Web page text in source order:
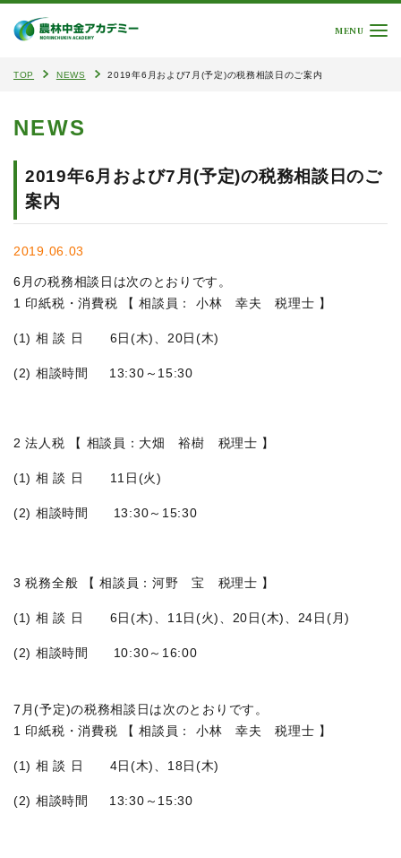
MENU
TOP NEWS 2019年6月および7月(予定)の税務相談日のご案内
NEWS
2019年6月および7月(予定)の税務相談日のご
案内
2019.06.03
6月の税務相談日は次のとおりです。
1 印紙税・消費税 【 相談員： 小林 幸夫 税理士 】
(1) 相 談 日 6日(木)、20日(木)
(2) 相談時間 13:30～15:30
2 法人税 【 相談員：大畑 裕樹 税理士 】
(1) 相 談 日 11日(火)
(2) 相談時間 13:30～15:30
3 税務全般 【 相談員：河野 宝 税理士 】
(1) 相 談 日 6日(木)、11日(火)、20日(木)、24日(月)
(2) 相談時間 10:30～16:00
7月(予定)の税務相談日は次のとおりです。
1 印紙税・消費税 【 相談員： 小林 幸夫 税理士 】
(1) 相 談 日 4日(木)、18日(木)
(2) 相談時間 13:30～15:30